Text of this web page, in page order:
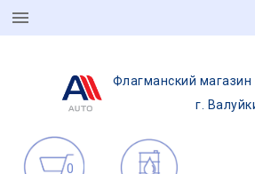
Флагманский магазин
г.
0